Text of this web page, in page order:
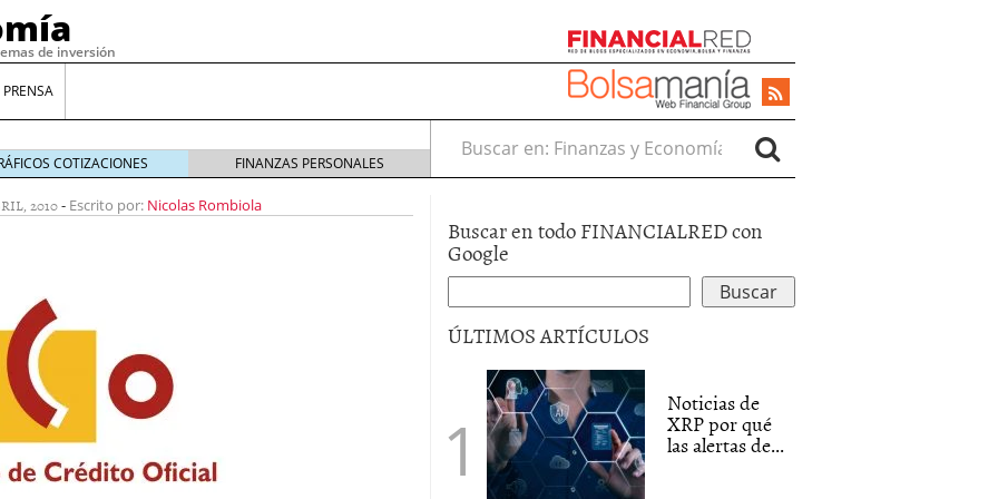
de inversión
¿Por qué el Préstamo Promotor privado
12 de diciembre de 2025
aprovechar esta opción para gestionar tus
de 2025
COTIZACIONES FINANZAS PERSONALES
Buscar en:
2010- Escrito por: Nicolas Rombiola
Buscar en todo FINANCIALRED con
Google
ÚLTIMOS ARTÍCULOS
Noticias de
XRP por qué
las alertas de...